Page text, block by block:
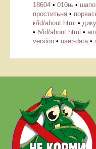
18604 • 010њ •
проститьня •
к/id/about.html •
• б/id/about.html •
version • user-data•